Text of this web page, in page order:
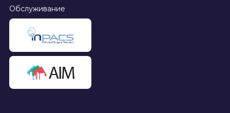
Обслуживание